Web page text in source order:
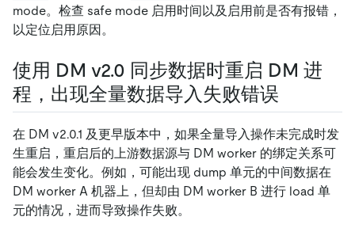
mode。检查 safe mode 启用时间以及启用前是否有报错，
以定位启用原因。
使用 DM v2.0 同步数据时重启 DM 进
程，出现全量数据导入失败错误
在 DM v2.0.1 及更早版本中，如果全量导入操作未完成时发
生重启，重启后的上游数据源与 DM worker 的绑定关系可
能会发生变化。例如，可能出现 dump 单元的中间数据在
DM worker A 机器上，但却由 DM worker B 进行 load 单
元的情况，进而导致操作失败。